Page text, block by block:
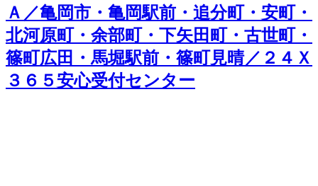
Ａ／亀岡市・亀岡駅前・追分町・安町・
北河原町・余部町・下矢田町・古世町・
篠町広田・馬堀駅前・篠町見晴／２４Ｘ
３６５安心受付センター